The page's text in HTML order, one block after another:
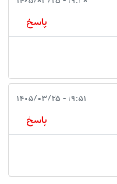
پاسخ
۱۹:۵۱ - ۱۴۰۵/۰۳/۲۵
پاسخ